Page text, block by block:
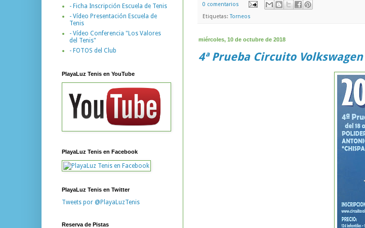
0 comentarios
Etiquetas:Torneos
miércoles, 10 de octubre de 2018
4ª Prueba Circuito
- Ficha Inscripción Escuela de Tenis
- Vídeo Presentación Escuela de
Tenis
- Vídeo Conferencia "Los Valores
del Tenis"
- FOTOS del Club
PlayaLuz Tenis en YouTube
PlayaLuz Tenis en Facebook
PlayaLuz Tenis en Twitter
Tweets por @PlayaLuzTenis
Reserva de Pistas